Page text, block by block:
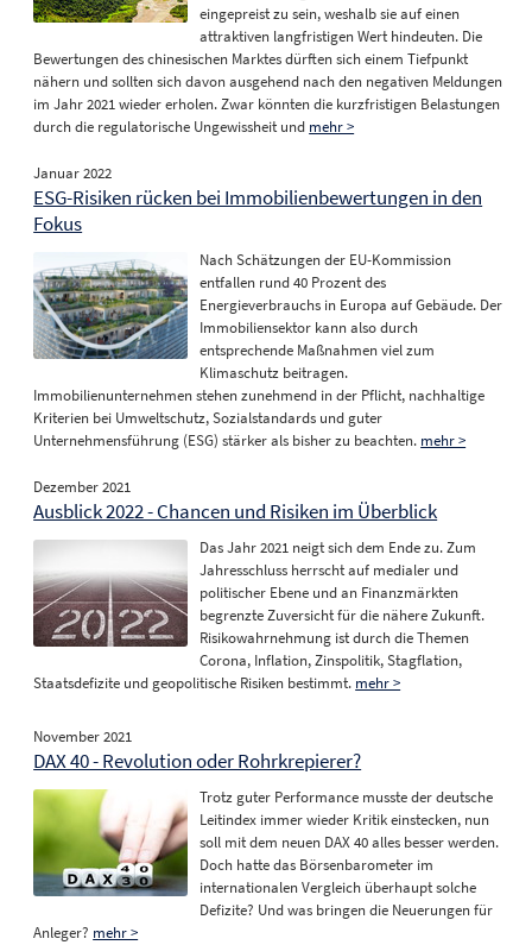
eingepreist zu sein, weshalb sie auf einen
attraktiven langfristigen Wert hindeuten. Die
Bewertungen des chinesischen Marktes dürften sich einem Tiefpunkt
nähern und sollten sich davon ausgehend nach den negativen Meldungen
im Jahr 2021 wieder erholen. Zwar könnten die kurzfristigen Belastungen
durch die regulatorische Ungewissheit und mehr >
Januar 2022
ESG-Risiken rücken bei Immobilienbewertungen in den
Fokus
Nach Schätzungen der EU-Kommission
entfallen rund 40 Prozent des
Energieverbrauchs in Europa auf Gebäude. Der
Immobiliensektor kann also durch
entsprechende Maßnahmen viel zum
Klimaschutz beitragen.
Immobilienunternehmen stehen zunehmend in der Pflicht, nachhaltige
Kriterien bei Umweltschutz, Sozialstandards und guter
Unternehmensführung (ESG) stärker als bisher zu beachten. mehr >
Dezember 2021
Ausblick 2022 - Chancen und Risiken im Überblick
Das Jahr 2021 neigt sich dem Ende zu. Zum
Jahresschluss herrscht auf medialer und
politischer Ebene und an Finanzmärkten
begrenzte Zuversicht für die nähere Zukunft.
Risikowahrnehmung ist durch die Themen
Corona, Inflation, Zinspolitik, Stagflation,
Staatsdefizite und geopolitische Risiken bestimmt. mehr >
November 2021
DAX 40 - Revolution oder Rohrkrepierer?
Trotz guter Performance musste der deutsche
Leitindex immer wieder Kritik einstecken, nun
soll mit dem neuen DAX 40 alles besser werden.
Doch hatte das Börsenbarometer im
internationalen Vergleich überhaupt solche
Defizite? Und was bringen die Neuerungen für
Anleger? mehr >